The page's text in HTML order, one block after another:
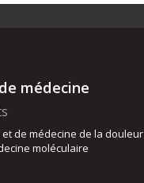
médecine
de médecine de la douleur
moléculaire